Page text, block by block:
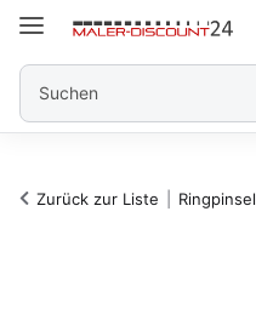
Zurück zur Liste Ringpinsel